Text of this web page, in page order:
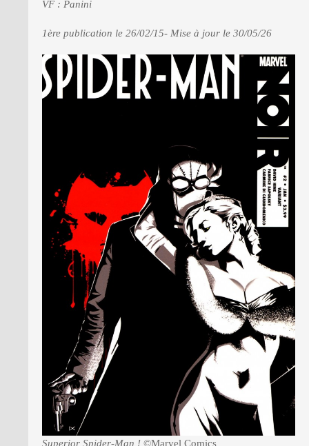
VF : Panini
1ère publication le 26/02/15- Mise à jour le 30/05/26
Superior Spider-Man ! ©Marvel Comics